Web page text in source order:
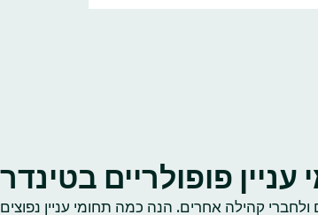
עניין פופולריים בטינדר